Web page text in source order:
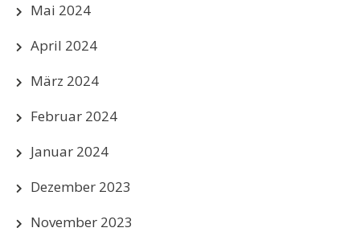
Mai 2024
April 2024
März 2024
Februar 2024
Januar 2024
Dezember 2023
November 2023